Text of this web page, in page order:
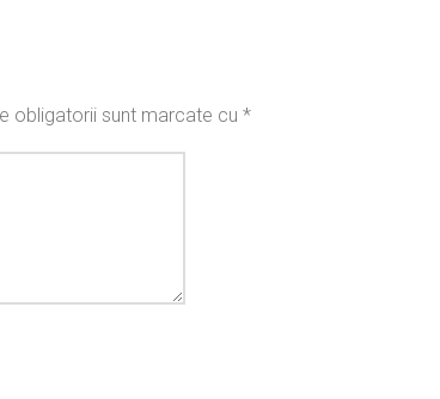
obligatorii sunt marcate cu *